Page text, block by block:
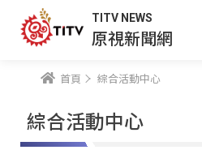
TITV NEWS
原視新聞網
首頁 綜合活動中心
綜合活動中心